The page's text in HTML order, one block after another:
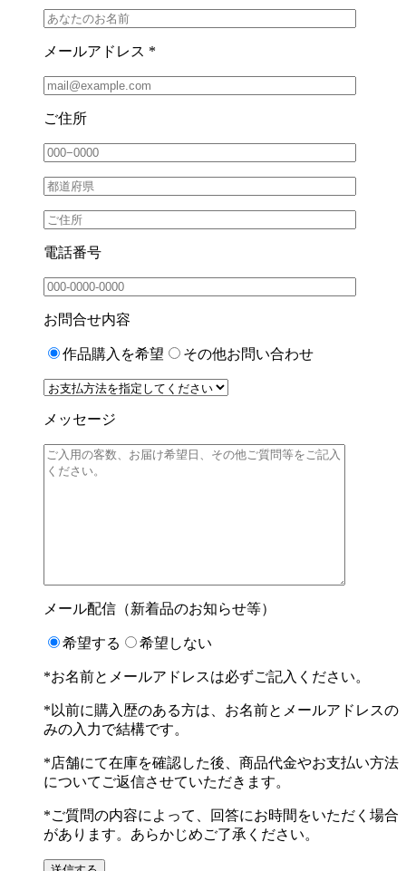
メールアドレス *
ご住所
電話番号
お問合せ内容
作品購入を希望 その他お問い合わせ
メッセージ
メール配信（新着品のお知らせ等）
希望する 希望しない
*お名前とメールアドレスは必ずご記入ください。
*以前に購入歴のある方は、お名前とメールアドレスの
みの入力で結構です。
*店舗にて在庫を確認した後、商品代金やお支払い方法
についてご返信させていただきます。
*ご質問の内容によって、回答にお時間をいただく場合
があります。あらかじめご了承ください。